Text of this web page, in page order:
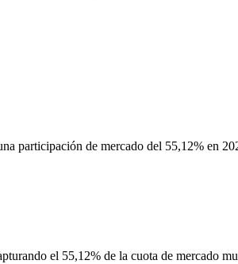
participación de mercado del 55,12% en
el 55,12% de la cuota de mercado